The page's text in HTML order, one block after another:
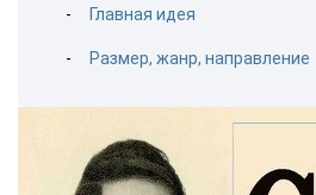
Главная идея
Размер, жанр, направление